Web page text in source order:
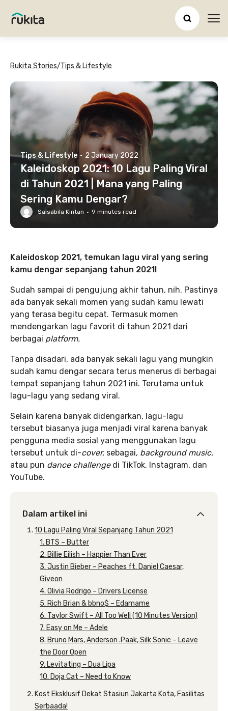
Rukita Stories/Tips & Lifestyle
Tips & Lifestyle · 2 January 2022
Kaleidoskop 2021: 10 Lagu Paling Viral
di Tahun 2021 | Mana yang Paling
Sering Kamu Dengar?
Salsabila Kintan · 9 minutes read
Kaleidoskop 2021, temukan lagu viral yang sering
kamu dengar sepanjang tahun 2021!
Sudah sampai di pengujung akhir tahun, nih. Pastinya
ada banyak sekali momen yang sudah kamu lewati
yang terasa begitu cepat. Termasuk momen
mendengarkan lagu favorit di tahun 2021 dari
berbagai platform.
Tanpa disadari, ada banyak sekali lagu yang mungkin
sudah kamu dengar secara terus menerus di berbagai
tempat sepanjang tahun 2021 ini. Terutama untuk
lagu-lagu yang sedang viral.
Selain karena banyak didengarkan, lagu-lagu
tersebut biasanya juga menjadi viral karena banyak
pengguna media sosial yang menggunakan lagu
tersebut untuk di-cover, sebagai, background music,
atau pun dance challenge di TikTok, Instagram, dan
YouTube.
Dalam artikel ini
10 Lagu Paling Viral Sepanjang Tahun 2021
1. BTS – Butter
2. Billie Eilish – Happier Than Ever
3. Justin Bieber – Peaches ft. Daniel Caesar,
Giveon
4. Olivia Rodrigo – Drivers License
5. Rich Brian & bbno$ – Edamame
6. Taylor Swift – All Too Well (10 Minutes Version)
7. Easy on Me – Adele
8. Bruno Mars, Anderson .Paak, Silk Sonic – Leave
the Door Open
9. Levitating – Dua Lipa
10. Doja Cat – Need to Know
Kost Eksklusif Dekat Stasiun Jakarta Kota, Fasilitas
Serbaada!